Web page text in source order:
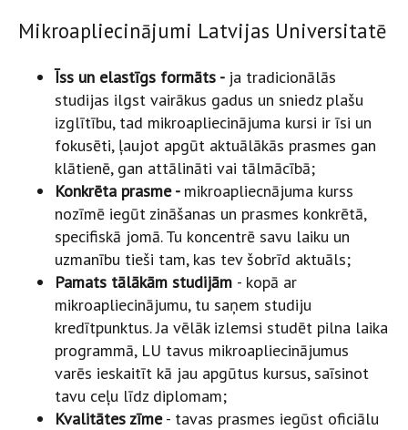
Mikroapliecinājumi Latvijas Universitatē
Īss un elastīgs formāts - ja tradicionālās
studijas ilgst vairākus gadus un sniedz plašu
izglītību, tad mikroapliecinājuma kursi ir īsi un
fokusēti, ļaujot apgūt aktuālākās prasmes gan
klātienē, gan attālināti vai tālmācībā;
Konkrēta prasme - mikroapliecnājuma kurss
nozīmē iegūt zināšanas un prasmes konkrētā,
specifiskā jomā. Tu koncentrē savu laiku un
uzmanību tieši tam, kas tev šobrīd aktuāls;
Pamats tālākām studijām - kopā ar
mikroapliecinājumu, tu saņem studiju
kredītpunktus. Ja vēlāk izlemsi studēt pilna laika
programmā, LU tavus mikroapliecinājumus
varēs ieskaitīt kā jau apgūtus kursus, saīsinot
tavu ceļu līdz diplomam;
Kvalitātes zīme- tavas prasmes iegūst oficiālu